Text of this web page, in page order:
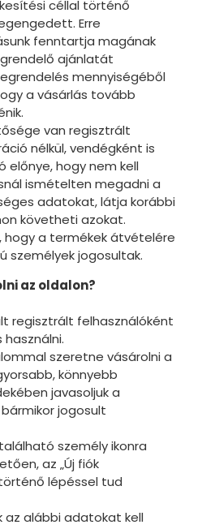
Stumble
Grincs
Pusheen
Tom és
Disney
Real
WOW
céllal történő
Erre
fenntartja magának
ajánlatát
mennyiségéből
a vásárlás tovább
van regisztrált
nélkül, vendégként is
előnye, hogy nem kell
ismételten megadni a
adatokat, látja korábbi
követheti azokat.
hogy a termékek átvételére
személyek jogosultak.
az oldalon?
regisztrált felhasználóként
használni.
szeretne vásárolni a
könnyebb
javasoljuk a
jogosult
személy ikonra
az „Új fiók
lépéssel tud
az alábbi adatokat kell